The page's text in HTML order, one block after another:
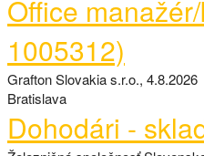
Office
1005312)
Grafton Slovakia s.r.o., 4.8.2026
Bratislava
Dohodári -